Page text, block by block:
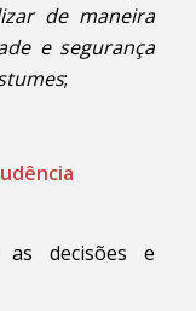
de maneira
e segurança
;
as decisões e